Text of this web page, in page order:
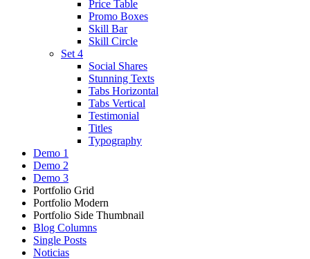
Price Table
Promo Boxes
Skill Bar
Skill Circle
Set 4
Social Shares
Stunning Texts
Tabs Horizontal
Tabs Vertical
Testimonial
Titles
Typography
Demo 1
Demo 2
Demo 3
Portfolio Grid
Portfolio Modern
Portfolio Side Thumbnail
Blog Columns
Single Posts
Noticias